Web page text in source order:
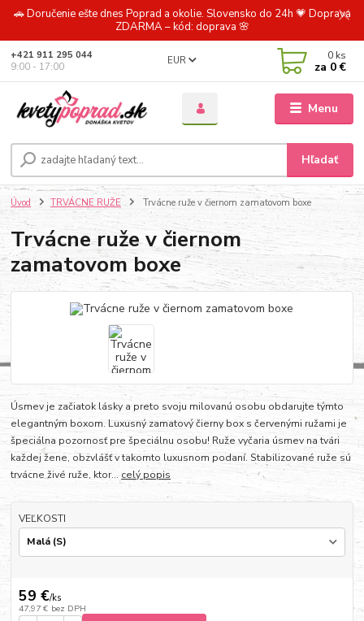
🚗 Doručenie ešte dnes Poprad a okolie. Slovensko do 24h 💗 Doprava
ZDARMA – kód: doprava 🌸
Menu
EUR
Hľadať
+421 911 295 044
9:00 - 17:00
0 ks
za 0 €
Úvod TRVÁCNE RUŽE Trvácne ruže v čiernom zamatovom boxe
Trvácne ruže v čiernom
zamatovom boxe
Úsmev je začiatok lásky a preto svoju milovanú osobu obdarujte týmto
elegantným boxom. Luxusný zamatový čierny box s červenými ružami je
špeciálna pozornosť pre špeciálnu osobu! Ruže vyčaria úsmev na tvári
každej žene, obzvlášť v takomto luxusnom podaní. Stabilizované ruže sú
trvácne živé ruže, ktor... celý popis
VEĽKOSTI
59 €/ks
47,97 € bez DPH